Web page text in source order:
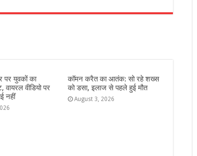
पर युवकों का
वीडियो पर
नहीं
कॉमन करैत का आतंक: सो रहे शख्स
को डसा, इलाज से पहले हुई मौत
August 3, 2026